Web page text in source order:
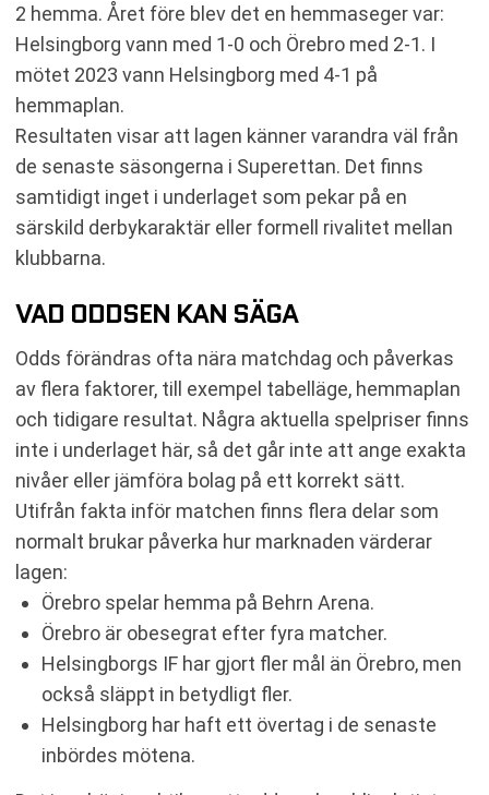
2 hemma. Året före blev det en hemmaseger var:
Helsingborg vann med 1-0 och Örebro med 2-1. I
mötet 2023 vann Helsingborg med 4-1 på
hemmaplan.
Resultaten visar att lagen känner varandra väl från
de senaste säsongerna i Superettan. Det finns
samtidigt inget i underlaget som pekar på en
särskild derbykaraktär eller formell rivalitet mellan
klubbarna.
VAD ODDSEN KAN SÄGA
Odds förändras ofta nära matchdag och påverkas
av flera faktorer, till exempel tabelläge, hemmaplan
och tidigare resultat. Några aktuella spelpriser finns
inte i underlaget här, så det går inte att ange exakta
nivåer eller jämföra bolag på ett korrekt sätt.
Utifrån fakta inför matchen finns flera delar som
normalt brukar påverka hur marknaden värderar
lagen:
Örebro spelar hemma på Behrn Arena.
Örebro är obesegrat efter fyra matcher.
Helsingborgs IF har gjort fler mål än Örebro, men
också släppt in betydligt fler.
Helsingborg har haft ett övertag i de senaste
inbördes mötena.